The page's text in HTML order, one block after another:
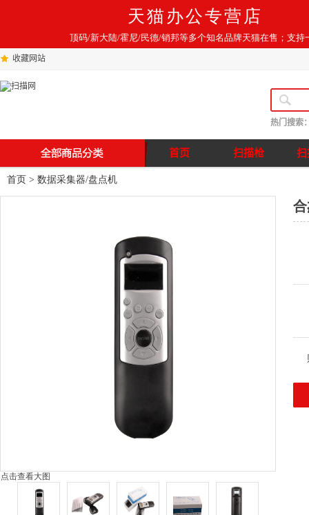
天猫办公专营店
顶码/新大陆/霍尼/民德/销邦等多个知名品牌天猫在售；支持
收藏网站
热门搜索
首页 扫描枪 扫
首页 > 数据采集器/盘点机
点击查看大图